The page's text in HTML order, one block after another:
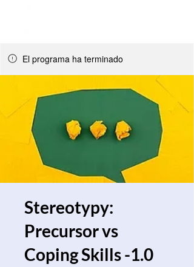
El programa ha terminado
Stereotypy:
Precursor vs
Coping Skills -1.0